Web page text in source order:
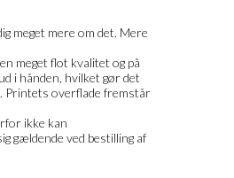
meget mere om det. Mere
meget flot kvalitet og på
i hånden, hvilket gør det
Printets overflade fremstår
ikke kan
gældende ved bestilling af